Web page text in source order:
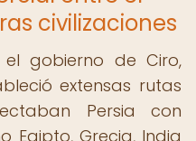
civilizaciones
gobierno de Ciro,
extensas rutas
Persia con
Egipto, Grecia, India